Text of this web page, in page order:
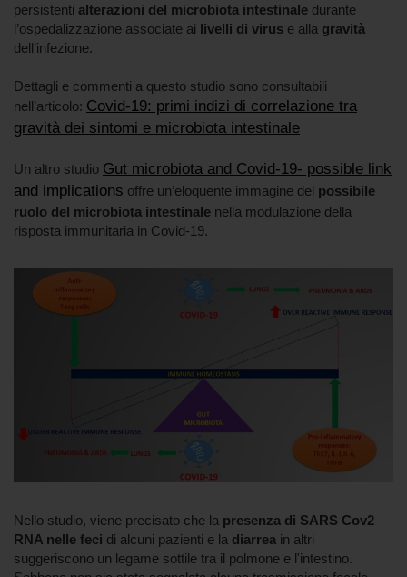
persistenti alterazioni del microbiota intestinale durante
l’ospedalizzazione associate ai livelli di virus e alla gravità
dell’infezione.
Dettagli e commenti a questo studio sono consultabili
nell’articolo: Covid-19: primi indizi di correlazione tra
gravità dei sintomi e microbiota intestinale
Un altro studio Gut microbiota and Covid-19- possible link
and implications offre un’eloquente immagine del possibile
ruolo del microbiota intestinale nella modulazione della
risposta immunitaria in Covid-19.
Nello studio, viene precisato che la presenza di SARS Cov2
RNA nelle feci di alcuni pazienti e la diarrea in altri
suggeriscono un legame sottile tra il polmone e l'intestino.